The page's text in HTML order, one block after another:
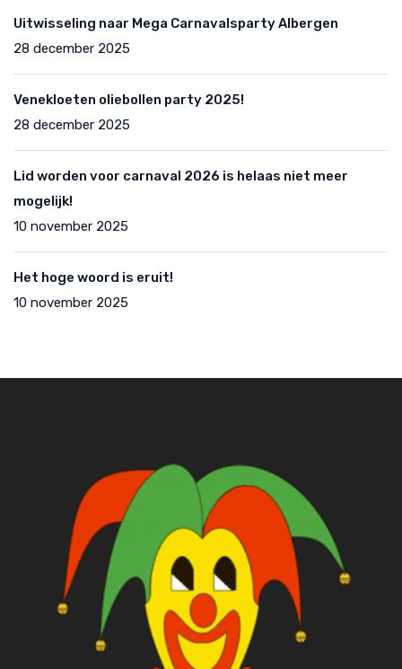
Uitwisseling naar Mega Carnavalsparty Albergen
28 december 2025
Venekloeten oliebollen party 2025!
28 december 2025
Lid worden voor carnaval 2026 is helaas niet meer
mogelijk!
10 november 2025
Het hoge woord is eruit!
10 november 2025